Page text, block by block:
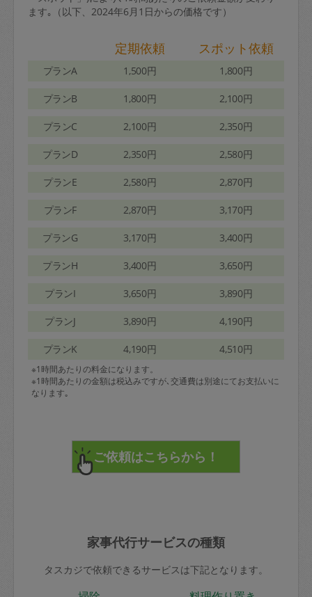
ます｡（以下、2024年6月1日からの価格です）
定期依頼 スポット依頼
プランA 1,500円 1,800円
プランB 1,800円 2,100円
プランC 2,100円 2,350円
プランD 2,350円 2,580円
プランE 2,580円 2,870円
プランF 2,870円 3,170円
プランG 3,170円 3,400円
プランH 3,400円 3,650円
プランI 3,650円 3,890円
プランJ 3,890円 4,190円
プランK 4,190円 4,510円
※1時間あたりの料金になります。
※1時間あたりの金額は税込みですが､交通費は別途にてお支払いに
なります｡
家事代行サービスの種類
タスカジで依頼できるサービスは下記となります。